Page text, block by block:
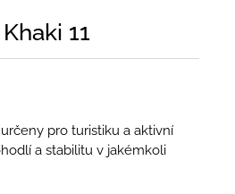
11
pro turistiku a aktivní
a stabilitu v jakémkoli